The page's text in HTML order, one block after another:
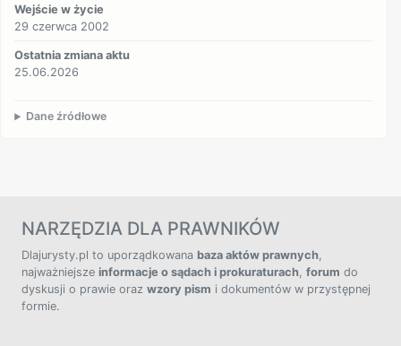
Wejście w życie
29 czerwca 2002
Ostatnia zmiana aktu
25.06.2026
Dane źródłowe
NARZĘDZIA DLA PRAWNIKÓW
Dlajurysty.pl to uporządkowana baza aktów prawnych,
najważniejsze informacje o sądach i prokuraturach, forum do
dyskusji o prawie oraz wzory pism i dokumentów w przystępnej
formie.